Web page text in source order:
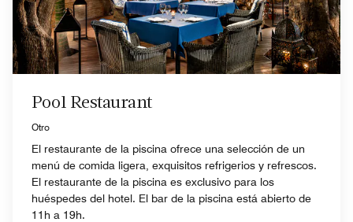
Pool Restaurant
Otro
El restaurante de la piscina ofrece una selección de un
menú de comida ligera, exquisitos refrigerios y refrescos.
El restaurante de la piscina es exclusivo para los
huéspedes del hotel. El bar de la piscina está abierto de
11h a 19h.